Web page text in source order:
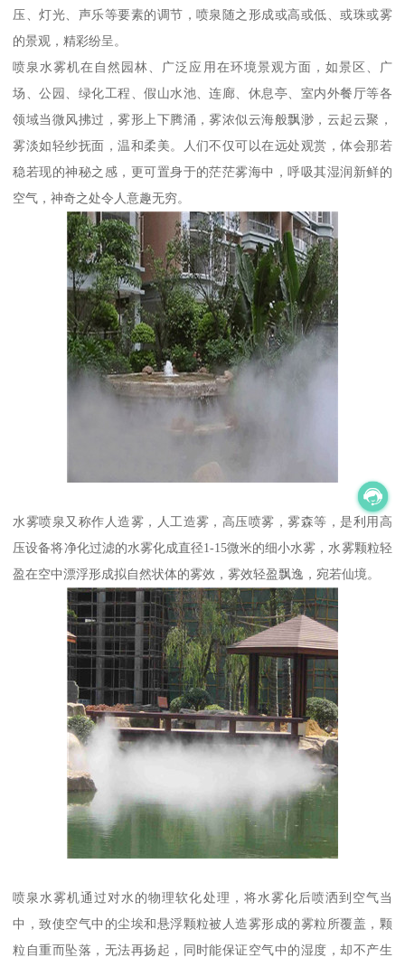
压、灯光、声乐等要素的调节，喷泉随之形成或高或低、或珠或雾
的景观，精彩纷呈。
喷泉水雾机在自然园林、广泛应用在环境景观方面，如景区、广
场、公园、绿化工程、假山水池、连廊、休息亭、室内外餐厅等各
领域当微风拂过，雾形上下腾涌，雾浓似云海般飘渺，云起云聚，
雾淡如轻纱抚面，温和柔美。人们不仅可以在远处观赏，体会那若
稳若现的神秘之感，更可置身于的茫茫雾海中，呼吸其湿润新鲜的
空气，神奇之处令人意趣无穷。
水雾喷泉又称作人造雾，人工造雾，高压喷雾，雾森等，是利用高
压设备将净化过滤的水雾化成直径1-15微米的细小水雾，水雾颗粒轻
盈在空中漂浮形成拟自然状体的雾效，雾效轻盈飘逸，宛若仙境。
喷泉水雾机通过对水的物理软化处理，将水雾化后喷洒到空气当
中，致使空气中的尘埃和悬浮颗粒被人造雾形成的雾粒所覆盖，颗
粒自重而坠落，无法再扬起，同时能保证空气中的湿度，却不产生